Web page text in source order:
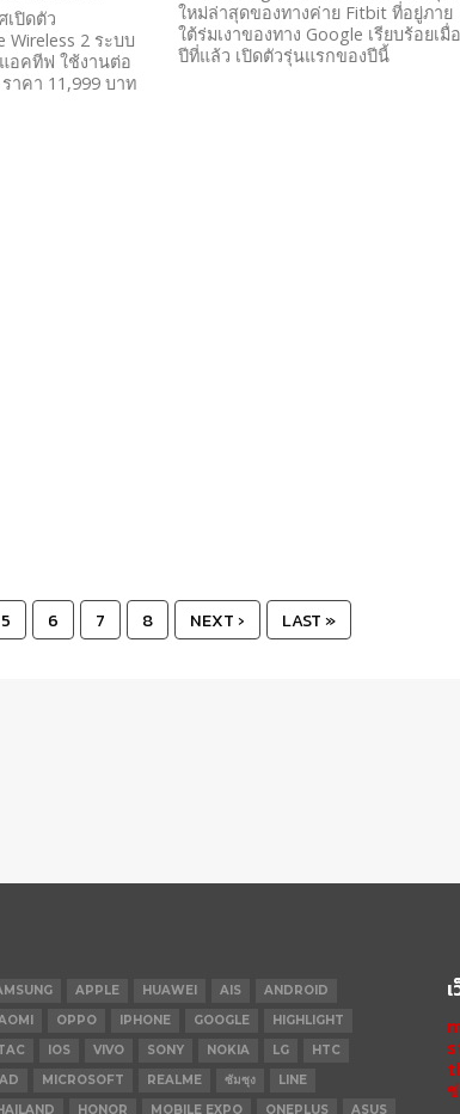
เปิดตัว
Wireless 2 ระบบ
อคทีฟ ใช้งานต่อ
าคา 11,999 บาท
ใหม่ล่าสุดของทางค่าย Fitbit ที่อยู่ภาย
ใต้ร่มเงาของทาง Google เรียบร้อยเมื่อ
ปีที่แล้ว เปิดตัวรุ่นแรกของปีนี้
5 6 7 8 NEXT › LAST »
APPLE HUAWEI AIS
ANDROID
OPPO IPHONE GOOGLE
HIGHLIGHT
IOS VIVO SONY NOKIA LG
HTC
MICROSOFT REALME ซัมซุง
LINE
HONOR MOBILE EXPO ONEPLUS ASUS